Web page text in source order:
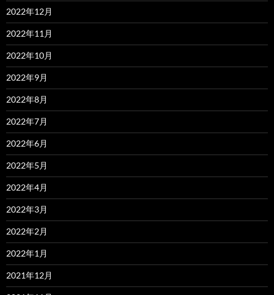
2022年12月
2022年11月
2022年10月
2022年9月
2022年8月
2022年7月
2022年6月
2022年5月
2022年4月
2022年3月
2022年2月
2022年1月
2021年12月